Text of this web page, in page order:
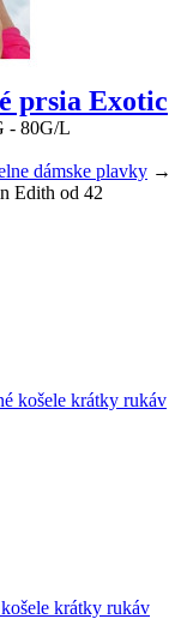
prsia Exotic
- 80G/L
dámske plavky →
Edith od 42
košele krátky rukáv
krátky rukáv